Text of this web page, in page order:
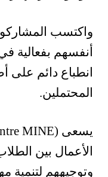
واكتسب
أنفسهم بفعالية
انطباع دائم على
المحتملين.
الأعمال بين
وتوجيههم لتنمية